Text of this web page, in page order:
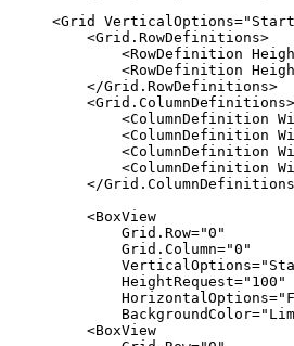
<Grid
    <Grid.RowDefinitions>
<RowDefinition
<RowDefinition
    </Grid.RowDefinitions>
    <Grid.ColumnDefinitions>
<ColumnDefinition
<ColumnDefinition
<ColumnDefinition
<ColumnDefinition
</
    <BoxView
        Grid.Row="0"
        Grid.Column="0"
        HeightRequest="100"
    <BoxView